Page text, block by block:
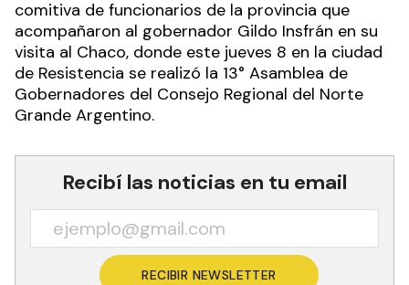
comitiva de funcionarios de la provincia que
acompañaron al gobernador Gildo Insfrán en su
visita al Chaco, donde este jueves 8 en la ciudad
de Resistencia se realizó la 13° Asamblea de
Gobernadores del Consejo Regional del Norte
Grande Argentino.
Recibí las noticias en tu email
RECIBIR NEWSLETTER